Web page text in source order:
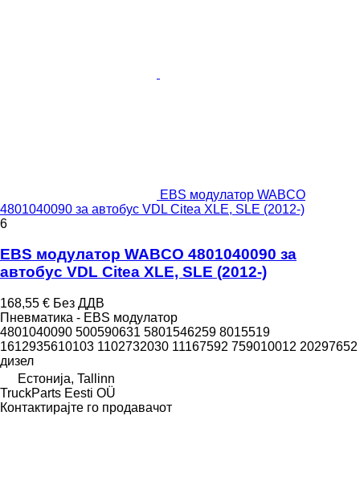
EBS модулатор WABCO
4801040090 за автобус VDL Citea XLE, SLE (2012-)
6
EBS модулатор WABCO 4801040090 за
автобус VDL Citea XLE, SLE (2012-)
168,55 € Без ДДВ
Пневматика - EBS модулатор
4801040090 500590631 5801546259 8015519
1612935610103 1102732030 11167592 759010012 20297652
дизел
Естонија, Tallinn
TruckParts Eesti OÜ
Контактирајте го продавачот